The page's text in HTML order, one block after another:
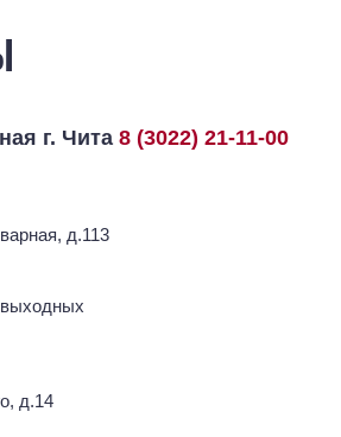
г. Чита 8 (3022) 21-11-00
д.113
выходных
д.14